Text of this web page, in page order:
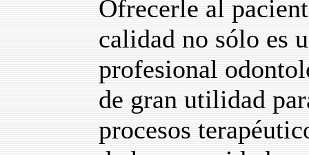
Ofrecerle al
calidad no sólo es
profesional
de gran utilidad
procesos